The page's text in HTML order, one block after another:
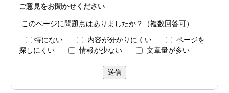
ご意見をお聞かせください
このページに問題点はありましたか？（複数回答可）
特にない 内容が分かりにくい
ページを
探しにくい
情報が少ない 文章量が多い
送信